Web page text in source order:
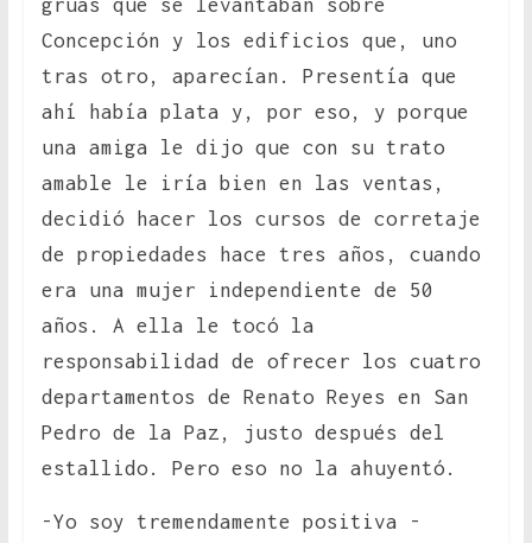
Concepción y los edificios que, uno
tras otro, aparecían. Presentía que
ahí había plata y, por eso, y porque
una amiga le dijo que con su trato
amable le iría bien en las ventas,
decidió hacer los cursos de corretaje
de propiedades hace tres años, cuando
era una mujer independiente de 50
años. A ella le tocó la
responsabilidad de ofrecer los cuatro
departamentos de Renato Reyes en San
Pedro de la Paz, justo después del
estallido. Pero eso no la ahuyentó.
-Yo soy tremendamente positiva -